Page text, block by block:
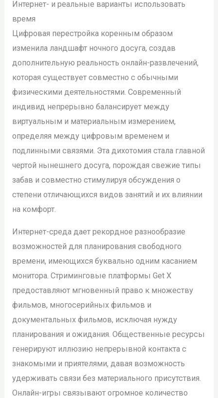
Интернет- и реальные варианты использовать
время
Цифровая перестройка коренным образом
изменила ландшафт ночного досуга, создав
дополнительную реальность онлайн-развлечений,
которая существует совместно с обычными
физическими деятельностями. Современный
индивид непрерывно балансирует между
виртуальным и материальным измерением,
определяя между цифровым временем и
подлинными связями. Эта дихотомия стала главной
чертой нынешнего досуга, порождая свежие типы
забав и совместно стимулируя обсуждения о
степени отличающихся видов занятий и их влиянии
на комфорт.
Интернет-среда дает рекордное разнообразие
возможностей для планирования свободного
времени, имеющихся буквально одним касанием
монитора. Стриминговые платформы Get X
предоставляют мгновенный право к множеству
фильмов, многосерийных фильмов и
документальных фильмов, исключая нужду
планирования и ожидания. Общественные ресурсы
генерируют иллюзию непрерывной контакта с
знакомыми и приятелями, давая возможность
удерживать связи без материального присутствия.
Онлайн-игры связывают огромное количество